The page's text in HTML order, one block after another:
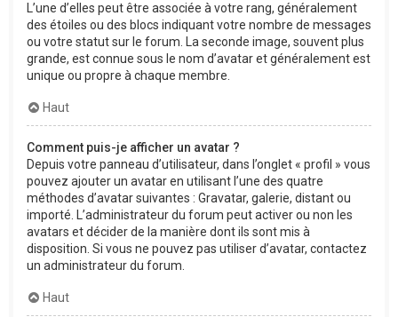
L’une d’elles peut être associée à votre rang, généralement
des étoiles ou des blocs indiquant votre nombre de messages
ou votre statut sur le forum. La seconde image, souvent plus
grande, est connue sous le nom d’avatar et généralement est
unique ou propre à chaque membre.
Haut
Comment puis-je afficher un avatar ?
Depuis votre panneau d’utilisateur, dans l’onglet « profil » vous
pouvez ajouter un avatar en utilisant l’une des quatre
méthodes d’avatar suivantes : Gravatar, galerie, distant ou
importé. L’administrateur du forum peut activer ou non les
avatars et décider de la manière dont ils sont mis à
disposition. Si vous ne pouvez pas utiliser d’avatar, contactez
un administrateur du forum.
Haut